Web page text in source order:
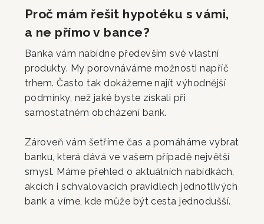
Proč mám řešit hypotéku s vámi,
a ne přímo v bance?
Banka vám nabídne především své vlastní
produkty. My porovnáváme možnosti napříč
trhem. Často tak dokážeme najít výhodnější
podmínky, než jaké byste získali při
samostatném obcházení bank.
Zároveň vám šetříme čas a pomáháme vybrat
banku, která dává ve vašem případě největší
smysl. Máme přehled o aktuálních nabídkách,
akcích i schvalovacích pravidlech jednotlivých
bank a víme, kde může být cesta jednodušší.